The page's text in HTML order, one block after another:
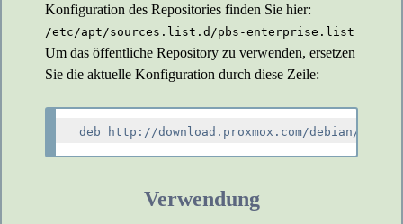
Konfiguration des Repositories finden Sie hier:
/etc/apt/sources.list.d/pbs-enterprise.list
Um das öffentliche Repository zu verwenden, ersetzen
Sie die aktuelle Konfiguration durch diese Zeile:
Verwendung